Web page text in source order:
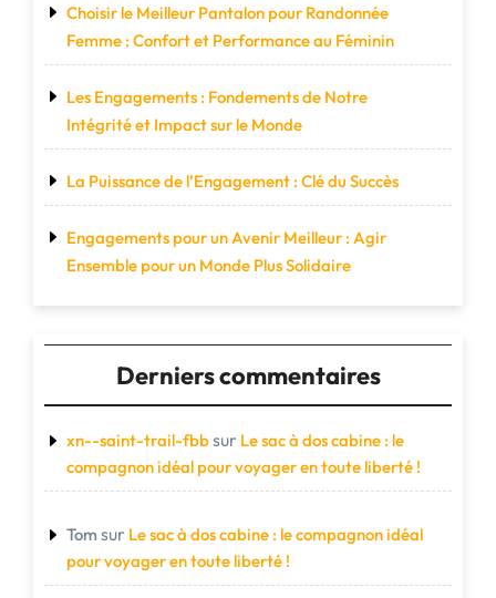
Choisir le Meilleur Pantalon pour Randonnée
Femme : Confort et Performance au Féminin
Les Engagements : Fondements de Notre
Intégrité et Impact sur le Monde
La Puissance de l’Engagement : Clé du Succès
Engagements pour un Avenir Meilleur : Agir
Ensemble pour un Monde Plus Solidaire
Derniers commentaires
xn--saint-trail-fbbsur Le sac à dos cabine : le
compagnon idéal pour voyager en toute liberté !
Tom sur Le sac à dos cabine : le compagnon idéal
pour voyager en toute liberté !